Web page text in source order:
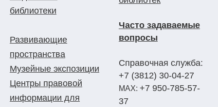
библиотеки
Развивающие
пространства
Музейные экспозиции
Центры правовой
информации для
Часто задаваемые
вопросы
Справочная служба:
+7 (3812) 30-04-27
МАХ: +7 950-785-57-
37